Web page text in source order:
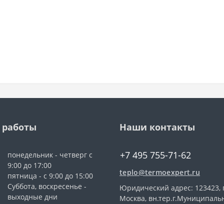
понедельник - четверг с
9:00 до 17:00
пятница - с 9:00 до 15:00
Суббота, воскресенье -
выходные дни
Наши контакты
+7 495 755-71-62
teplo@termoexpert.ru
Юридический адрес: 123423,
Москва,